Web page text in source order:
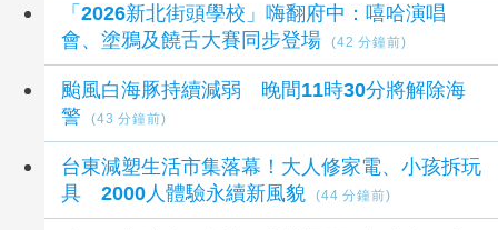
「2026新北街頭學校」嗨翻府中：嘻哈演唱
會、塗鴉及饒舌大賽同步登場
(42 分鐘前)
颱風白海豚持續減弱 晚間11時30分將解除海
警
(43 分鐘前)
台東減塑生活市集落幕！大人修家電、小孩拆玩
具 2000人體驗永續新風貌
(44 分鐘前)